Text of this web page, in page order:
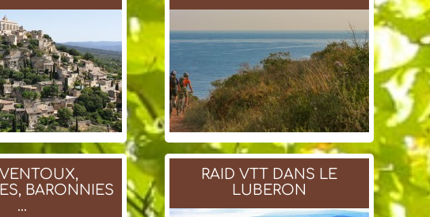
BARONNIES
...
RAID VTT DANS LE
LUBERON